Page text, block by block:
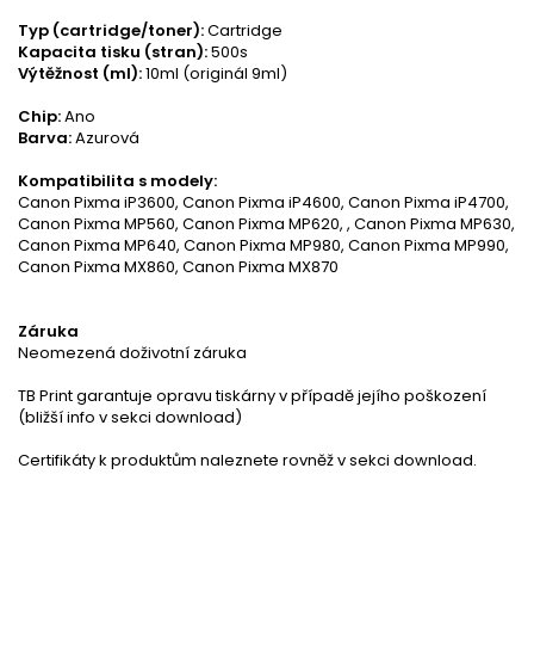
Typ (cartridge/toner):Cartridge
Kapacita tisku (stran):500s
Výtěžnost (ml):10ml (originál 9ml)
Chip:Ano
Barva:Azurová
Kompatibilita s modely:
Canon Pixma iP3600, Canon Pixma iP4600, Canon Pixma iP4700,
Canon Pixma MP560, Canon Pixma MP620, , Canon Pixma MP630,
Canon Pixma MP640, Canon Pixma MP980, Canon Pixma MP990,
Canon Pixma MX860, Canon Pixma MX870
Záruka
Neomezená doživotní záruka
TB Print garantuje opravu tiskárny v případě jejího poškození
(bližší info v sekci download)
Certifikáty k produktům naleznete rovněž v sekci download.